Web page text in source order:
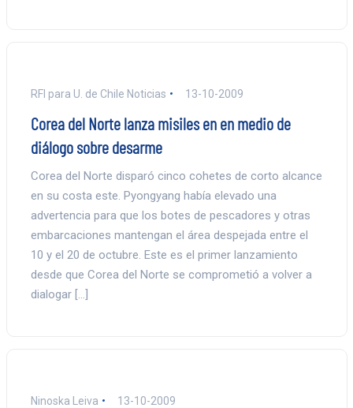
RFI para U. de Chile Noticias 13-10-2009
Corea del Norte lanza misiles en en medio de
diálogo sobre desarme
Corea del Norte disparó cinco cohetes de corto alcance
en su costa este. Pyongyang había elevado una
advertencia para que los botes de pescadores y otras
embarcaciones mantengan el área despejada entre el
10 y el 20 de octubre. Este es el primer lanzamiento
desde que Corea del Norte se comprometió a volver a
dialogar […]
Ninoska Leiva 13-10-2009